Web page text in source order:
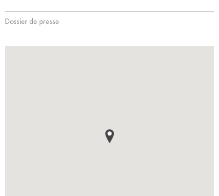
Dossier de presse